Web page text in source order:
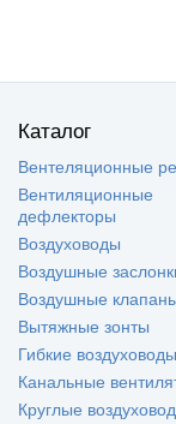
Каталог
Вентеляционные
Вентиляционные
дефлекторы
Воздуховоды
Воздушные
Воздушные
Вытяжные зонты
Гибкие воздуховоды
Канальные
Круглые